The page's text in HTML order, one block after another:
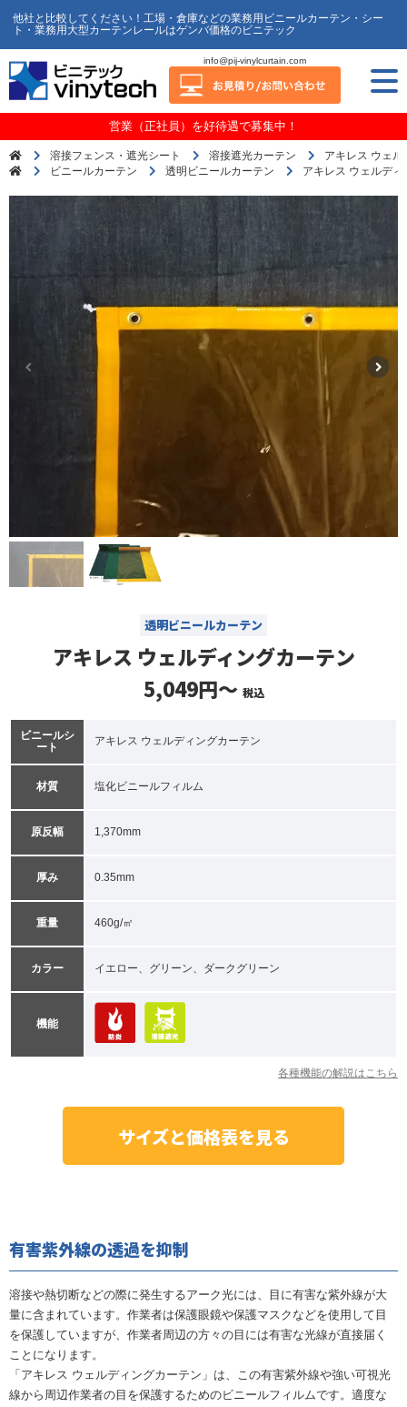
他社と比較してください！工場・倉庫などの業務用ビニールカーテン・シー
ト・業務用大型カーテンレールはゲンバ価格のビニテック
info@pij-vinylcurtain.com
営業（正社員）を好待遇で募集中！
溶接フェンス・遮光シート 溶接遮光カーテン
アキレス ウェ
ビニールカーテン
透明ビニールカーテン アキレス ウェルデ
透明ビニールカーテン
アキレス ウェルディングカーテン
5,049円～ 税込
ビニールシ
ート
アキレス ウェルディングカーテン
材質 塩化ビニールフィルム
原反幅 1,370mm
厚み 0.35mm
重量 460g/㎡
カラー イエロー、グリーン、ダークグリーン
機能
各種機能の解説はこちら
サイズと価格表を見る
有害紫外線の透過を抑制
溶接や熱切断などの際に発生するアーク光には、目に有害な紫外線が大
量に含まれています。作業者は保護眼鏡や保護マスクなどを使用して目
を保護していますが、作業者周辺の方々の目には有害な光線が直接届く
ことになります。
「アキレス ウェルディングカーテン」は、この有害紫外線や強い可視光
線から周辺作業者の目を保護するためのビニールフィルムです。適度な